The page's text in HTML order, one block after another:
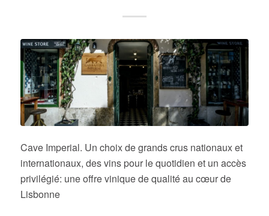
Cave Imperial. Un choix de grands crus nationaux et
internationaux, des vins pour le quotidien et un accès
privilégié: une offre vinique de qualité au cœur de
Lisbonne